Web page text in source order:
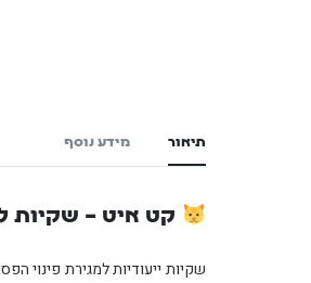
תיאור מידע נוסף
קט איט – שקיות
שקיות ייעודיות למגירת פינוי